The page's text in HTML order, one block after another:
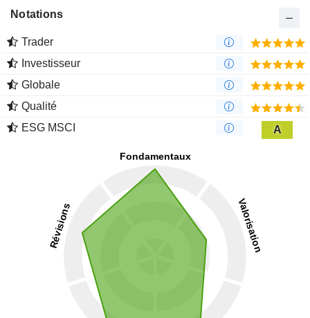
Notations
Trader
Investisseur
Globale
Qualité
ESG MSCI
A